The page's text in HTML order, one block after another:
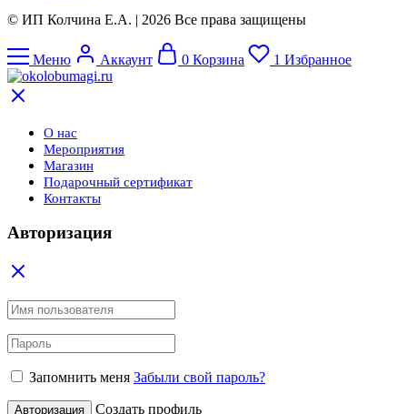
© ИП Колчина Е.А. | 2026 Все права защищены
Меню Аккаунт 0 Корзина 1 Избранное
О нас
Мероприятия
Магазин
Подарочный сертификат
Контакты
Авторизация
Запомнить меня Забыли свой пароль?
Авторизация Создать профиль